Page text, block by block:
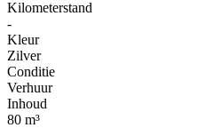
Kilometerstand
-
Kleur
Zilver
Conditie
Verhuur
Inhoud
80 m³